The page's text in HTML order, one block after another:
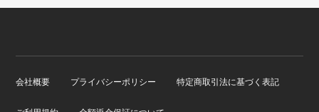
会社概要 プライバシーポリシー 特定商取引法に基づく表記